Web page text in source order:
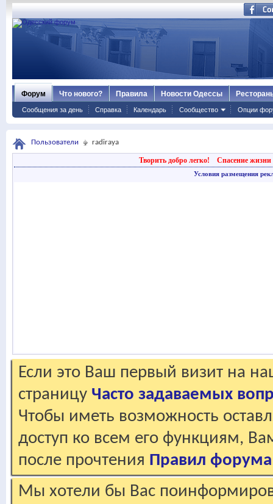
Форум
Сообщения за день Справка Календарь Сообщество Опции
Что нового? Правила Новости Одессы
Пользователи radiraya
Творить добро легко! Спасение жизни
Условия размещения
Если это Ваш первый визит на
страницу Часто задаваемых
Чтобы иметь возможность
доступ ко всем его функциям,
после прочтения Правил форума
Мы хотели бы Вас